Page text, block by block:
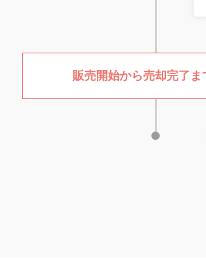
販売開始から売却完了ま